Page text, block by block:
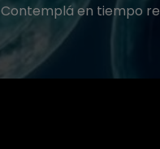
Contemplá en tiempo